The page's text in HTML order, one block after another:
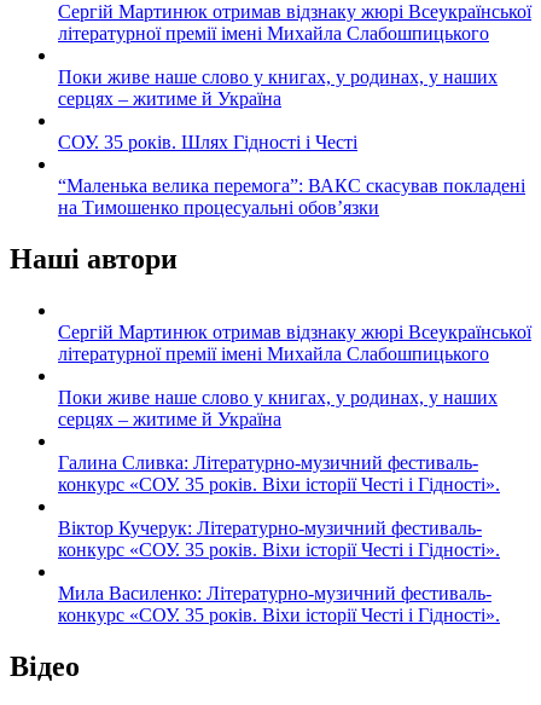
Сергій Мартинюк отримав відзнаку жюрі Всеукраїнської
літературної премії імені Михайла Слабошпицького
Поки живе наше слово у книгах, у родинах, у наших
серцях – житиме й Україна
СОУ. 35 років. Шлях Гідності і Честі
“Маленька велика перемога”: ВАКС скасував покладені
на Тимошенко процесуальні обов’язки
Наші автори
Сергій Мартинюк отримав відзнаку жюрі Всеукраїнської
літературної премії імені Михайла Слабошпицького
Поки живе наше слово у книгах, у родинах, у наших
серцях – житиме й Україна
Галина Сливка: Літературно-музичний фестиваль-
конкурс «СОУ. 35 років. Віхи історії Честі і Гідності».
Віктор Кучерук: Літературно-музичний фестиваль-
конкурс «СОУ. 35 років. Віхи історії Честі і Гідності».
Мила Василенко: Літературно-музичний фестиваль-
конкурс «СОУ. 35 років. Віхи історії Честі і Гідності».
Відео